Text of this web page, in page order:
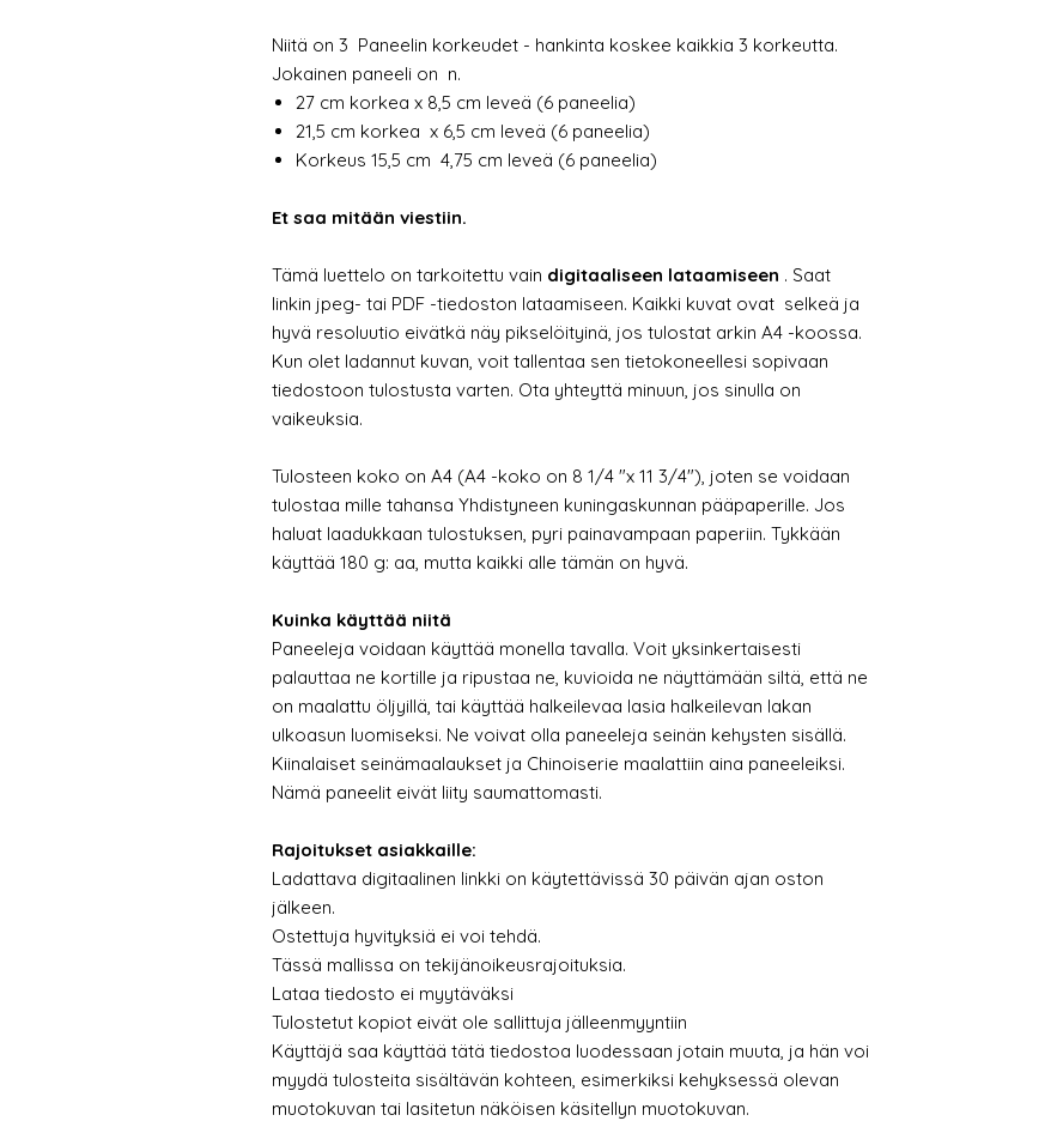
Niitä on 3 Paneelin korkeudet - hankinta koskee kaikkia 3 korkeutta.
Jokainen paneeli on n.
27 cm korkea x 8,5 cm leveä (6 paneelia)
21,5 cm korkea x 6,5 cm leveä (6 paneelia)
Korkeus 15,5 cm 4,75 cm leveä (6 paneelia)
Et saa mitään viestiin.
Tämä luettelo on tarkoitettu vain digitaaliseen lataamiseen . Saat
linkin jpeg- tai PDF -tiedoston lataamiseen. Kaikki kuvat ovat selkeä ja
hyvä resoluutio eivätkä näy pikselöityinä, jos tulostat arkin A4 -koossa.
Kun olet ladannut kuvan, voit tallentaa sen tietokoneellesi sopivaan
tiedostoon tulostusta varten. Ota yhteyttä minuun, jos sinulla on
vaikeuksia.
Tulosteen koko on A4 (A4 -koko on 8 1/4 "x 11 3/4"), joten se voidaan
tulostaa mille tahansa Yhdistyneen kuningaskunnan pääpaperille. Jos
haluat laadukkaan tulostuksen, pyri painavampaan paperiin. Tykkään
käyttää 180 g: aa, mutta kaikki alle tämän on hyvä.
Kuinka käyttää niitä
Paneeleja voidaan käyttää monella tavalla. Voit yksinkertaisesti
palauttaa ne kortille ja ripustaa ne, kuvioida ne näyttämään siltä, että ne
on maalattu öljyillä, tai käyttää halkeilevaa lasia halkeilevan lakan
ulkoasun luomiseksi. Ne voivat olla paneeleja seinän kehysten sisällä.
Kiinalaiset seinämaalaukset ja Chinoiserie maalattiin aina paneeleiksi.
Nämä paneelit eivät liity saumattomasti.
Rajoitukset asiakkaille:
Ladattava digitaalinen linkki on käytettävissä 30 päivän ajan oston
jälkeen.
Ostettuja hyvityksiä ei voi tehdä.
Tässä mallissa on tekijänoikeusrajoituksia.
Lataa tiedosto ei myytäväksi
Tulostetut kopiot eivät ole sallittuja jälleenmyyntiin
Käyttäjä saa käyttää tätä tiedostoa luodessaan jotain muuta, ja hän voi
myydä tulosteita sisältävän kohteen, esimerkiksi kehyksessä olevan
muotokuvan tai lasitetun näköisen käsitellyn muotokuvan.